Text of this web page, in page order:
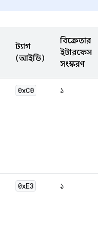
ট্যাগ
(আইডি)
বিক্রেতার
ইন্টারফেস
সংস্করণ
0xC0 ১
0xE3 ১